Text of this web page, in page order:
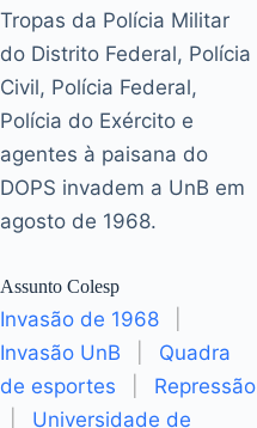
Tropas da Polícia Militar
do Distrito Federal, Polícia
Civil, Polícia Federal,
Polícia do Exército e
agentes à paisana do
DOPS invadem a UnB em
agosto de 1968.
Assunto Colesp
Invasão de 1968
Invasão UnB
Quadra
de esportes
Repressão
Universidade de